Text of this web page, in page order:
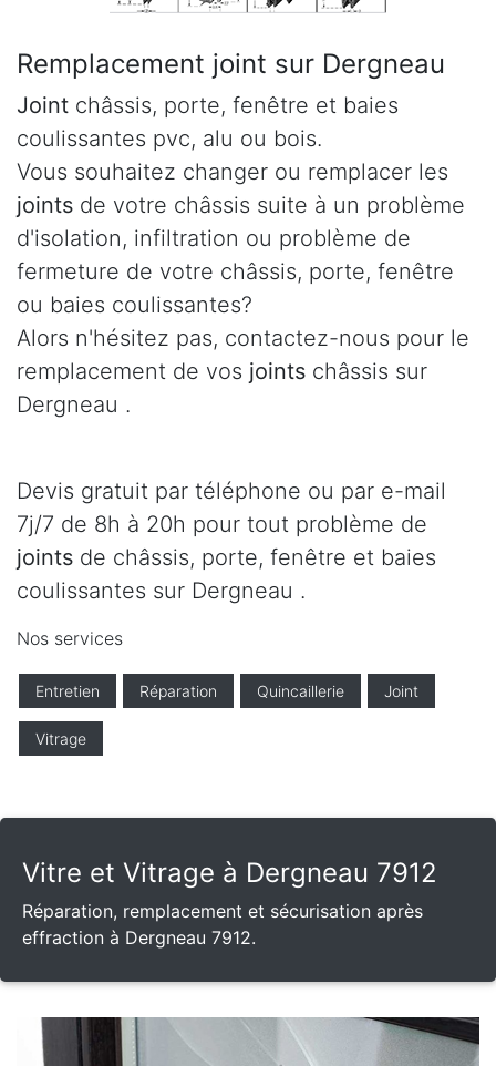
Remplacement joint sur Dergneau
Joint châssis, porte, fenêtre et baies
coulissantes pvc, alu ou bois.
Vous souhaitez changer ou remplacer les
joints de votre châssis suite à un problème
d'isolation, infiltration ou problème de
fermeture de votre châssis, porte, fenêtre
ou baies coulissantes?
Alors n'hésitez pas, contactez-nous pour le
remplacement de vos joints châssis sur
Dergneau .
Devis gratuit par téléphone ou par e-mail
7j/7 de 8h à 20h pour tout problème de
joints de châssis, porte, fenêtre et baies
coulissantes sur Dergneau .
Nos services
Entretien Réparation Quincaillerie Joint
Vitrage
Vitre et Vitrage à Dergneau 7912
Réparation, remplacement et sécurisation après
effraction à Dergneau 7912.